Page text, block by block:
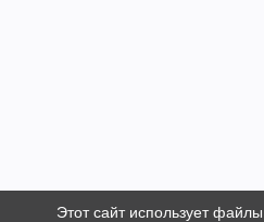
Этот сайт использует